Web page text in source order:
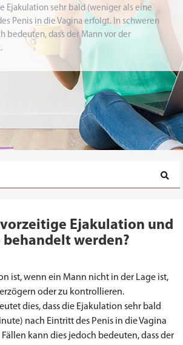
Ejakulation sehr bald (weniger als eine
Penis in die Vagina erfolgt. In schweren
bedeuten, dass der Mann vor der
vorzeitige Ejakulation und
behandelt werden?
ist, wenn ein Mann nicht in der Lage ist,
oder zu kontrollieren.
dies, dass die Ejakulation sehr bald
nach Eintritt des Penis in die Vagina
kann dies jedoch bedeuten, dass der